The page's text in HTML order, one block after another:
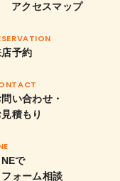
アクセスマップ
予約
い合わせ・
積もり
で
フォーム相談